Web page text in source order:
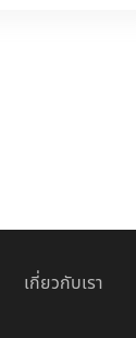
เกี่ยวกับเรา